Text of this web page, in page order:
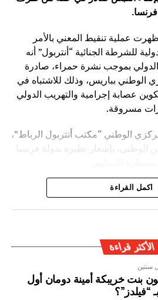
.
عملية تنقيط المعني بالأمر
للشرطة الجنائية “أنتربول” أنه
بموجب نشرة حمراء، صادرة
الوطني بباريس، وذلك للاشتباه في
عصابة إجرامية والتهريب الدولي
مسروقة.
الوطني “مكتب أنتربول الرباط”،
الوطني، بإشعار نظيره بدولة فرنسا
سياق التزام المصالح الأمنية
اكمل القراءة
الأكثر قراءة
سنتين
بنت خريبكة أمينة دومان أول
“فيلدز”؟